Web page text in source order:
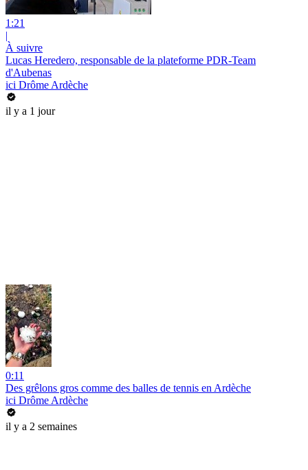
1:21
|
À suivre
Lucas Heredero, responsable de la plateforme PDR-Team
d'Aubenas
ici Drôme Ardèche
il y a 1 jour
0:11
Des grêlons gros comme des balles de tennis en Ardèche
ici Drôme Ardèche
il y a 2 semaines